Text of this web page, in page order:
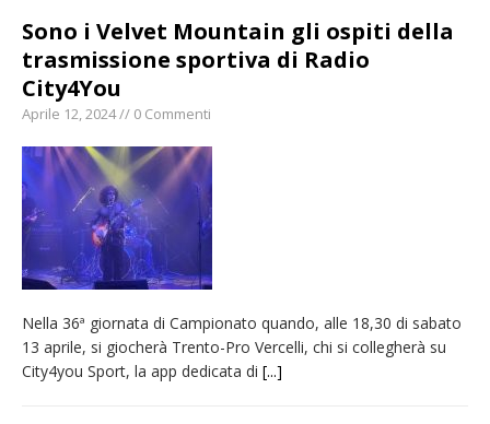
Sono i Velvet Mountain gli ospiti della
trasmissione sportiva di Radio
City4You
Aprile 12, 2024 // 0 Commenti
Nella 36ª giornata di Campionato quando, alle 18,30 di sabato
13 aprile, si giocherà Trento-Pro Vercelli, chi si collegherà su
City4you Sport, la app dedicata di [...]